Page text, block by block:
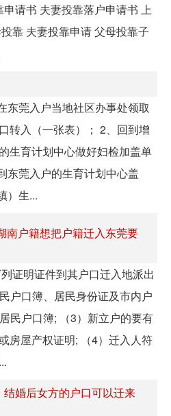
请书 夫妻投靠落户申请书 上
靠 夫妻投靠申请 父母投靠子
东莞入户当地社区办事处领取
转入（一张表）； 2、回到增
生育计划中心做好妇检加盖单
东莞入户的生育计划中心盖
）生...
南户籍想把户籍迁入东莞要
证明证件到其户口迁入地派出
户口簿、居民身份证及市内户
民户口簿; （3）新立户的要有
房屋产权证明; （4）迁入人符
婚后女方的户口可以迁来